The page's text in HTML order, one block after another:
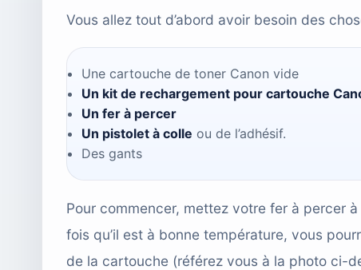
Vous allez tout d’abord avoir besoin des
Une cartouche de toner Canon vide
Un kit de rechargement pour cartouche
Un fer à percer
Un pistolet à colle ou de l’adhésif.
Des gants
Pour commencer, mettez votre fer à percer
fois qu’il est à bonne température, vous
de la cartouche (référez vous à la photo ci-